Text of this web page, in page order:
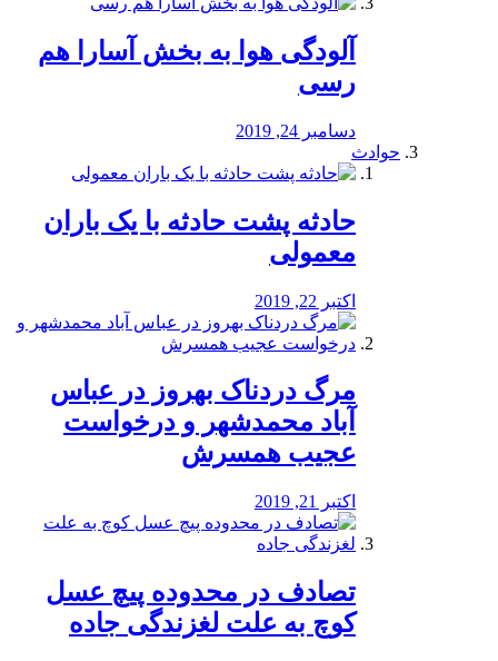
آلودگی هوا به بخش آسارا هم
رسی
دسامبر 24, 2019
حوادث
️حادثه پشت حادثه با یک باران
معمولی
اکتبر 22, 2019
مرگ دردناک بهروز در عباس
آباد محمدشهر و درخواست
عجیب همسرش
اکتبر 21, 2019
تصادف در محدوده پیچ عسل
کوچ به علت لغزندگی جاده